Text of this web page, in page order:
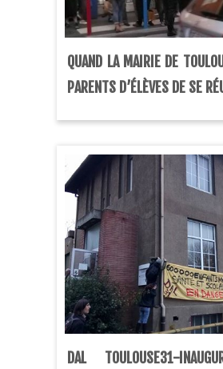
QUAND LA MAIRIE DE
PARENTS D’ÉLÈVES DE SE
DAL TOULOUSE31-